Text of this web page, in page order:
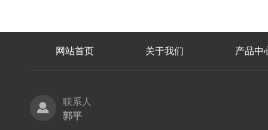
网站首页 关于我们 产品中
联系人
郭平